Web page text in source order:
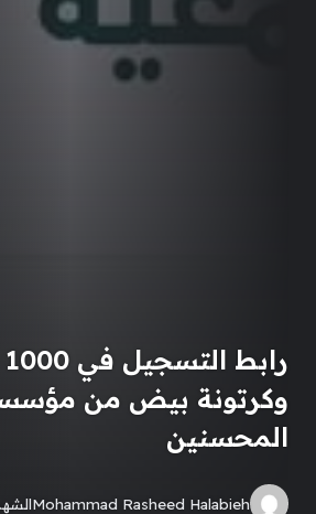
وكرتونة بيض من
المحسنين
Mohammad Rasheed Halabieh